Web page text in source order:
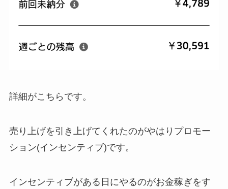
詳細がこちらです。
売り上げを引き上げてくれたのがやはりプロモー
ション(インセンティブ)です。
インセンティブがある日にやるのがお金稼ぎをす